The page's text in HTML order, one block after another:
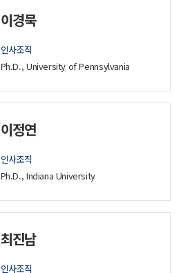
이경묵
인사조직
Ph.D., University of Pennsylvania
이정연
인사조직
Ph.D., Indiana University
최진남
인사조직